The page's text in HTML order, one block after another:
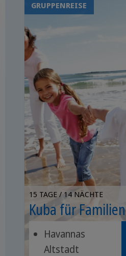
und Wasserfälle
GRUPPENREISE
15 TAGE / 14 NÄCHTE
Kuba für Familien
Havannas
Altstadt